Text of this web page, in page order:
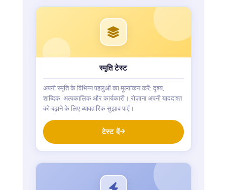
स्मृति टेस्ट
अपनी स्मृति के विभिन्न पहलुओं का मूल्यांकन करें: दृश्य,
शाब्दिक, अल्पकालिक और कार्यकारी। रोज़ाना अपनी याददाश्त
को बढ़ाने के लिए व्यावहारिक सुझाव पाएँ।
टेस्ट दें